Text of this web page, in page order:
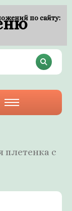
плетенка с
по сайту: